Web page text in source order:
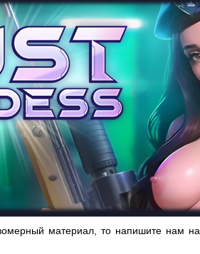
материал, то напишите нам на